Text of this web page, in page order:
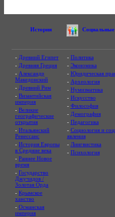
История Социальные
- Древний Египет
- Древняя Греция
- Александр
Македонский
- Древний Рим
- Византийская
империя
- Великие
географические
открытия
- Итальянский
Ренессанс
- История Европы
в Средние века
- Раннее Новое
время
- Государство
Джучидов /
Золотая Орда
- Крымское
ханство
- Османская
империя
- Политика
- Экономика
- Юридическая
- Археология
- Нумизматика
- Искусство
- Философия
- Демография
- Педагогика
- Социология и
явления
- Лингвистика
- Психология